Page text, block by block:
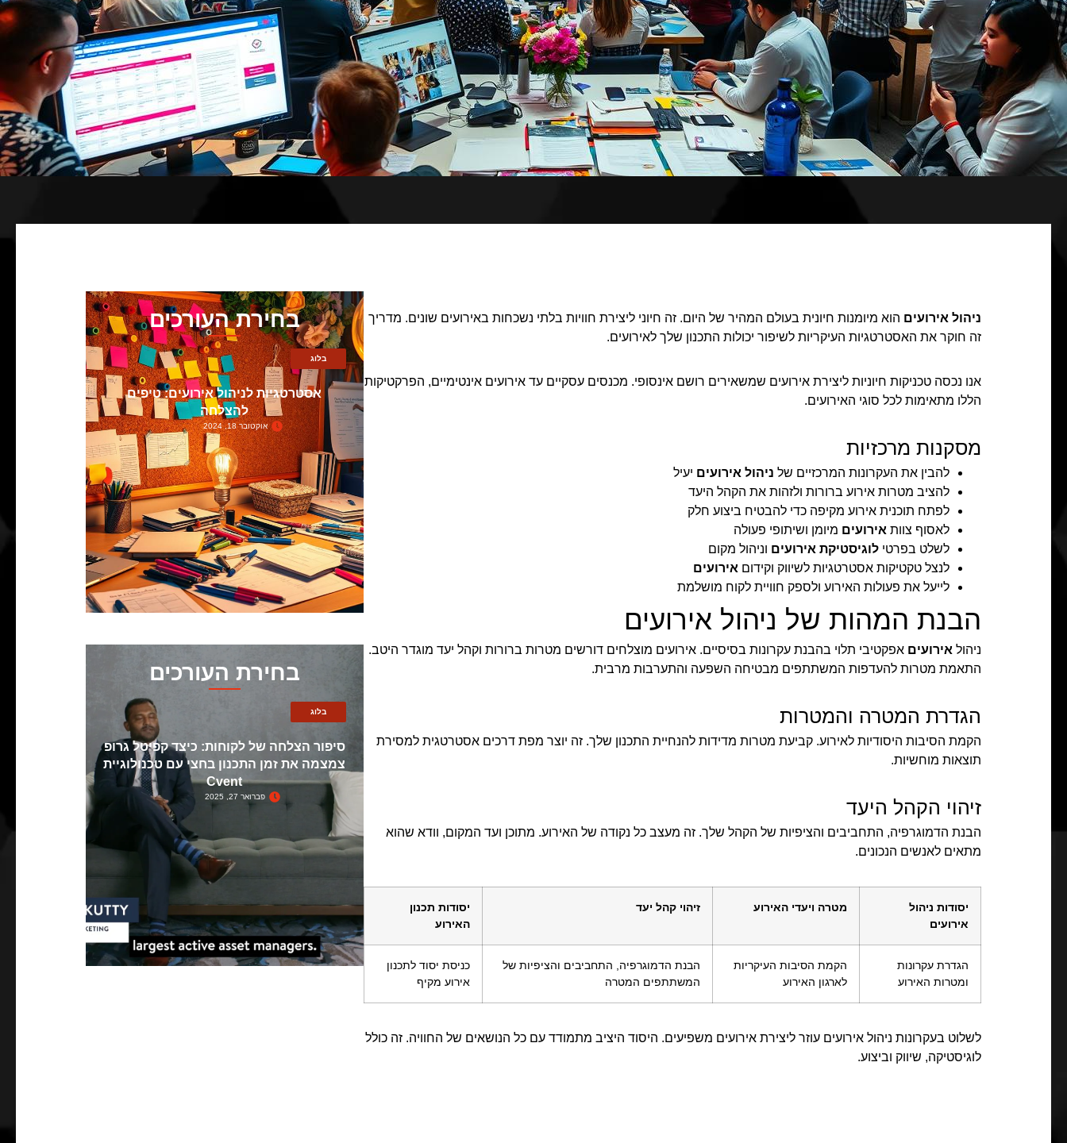
ניהול אירועים הוא מיומנות חיונית בעולם המהיר של היום. זה חיוני ליצירת חוויות בלתי נשכחות באירועים שונים. מדריך
זה חוקר את האסטרטגיות העיקריות לשיפור יכולות התכנון שלך לאירועים.
אנו נכסה טכניקות חיוניות ליצירת אירועים שמשאירים רושם אינסופי. מכנסים עסקיים עד אירועים אינטימיים, הפרקטיקות
הללו מתאימות לכל סוגי האירועים.
מסקנות מרכזיות
להבין את העקרונות המרכזיים של ניהול אירועים יעיל
להציב מטרות אירוע ברורות ולזהות את הקהל היעד
לפתח תוכנית אירוע מקיפה כדי להבטיח ביצוע חלק
לאסוף צוות אירועים מיומן ושיתופי פעולה
לשלט בפרטי לוגיסטיקת אירועים וניהול מקום
לנצל טקטיקות אסטרטגיות לשיווק וקידום אירועים
לייעל את פעולות האירוע ולספק חוויית לקוח מושלמת
הבנת המהות של ניהול אירועים
ניהול אירועים אפקטיבי תלוי בהבנת עקרונות בסיסיים. אירועים מוצלחים דורשים מטרות ברורות וקהל יעד מוגדר היטב.
התאמת מטרות להעדפות המשתתפים מבטיחה השפעה והתערבות מרבית.
הגדרת המטרה והמטרות
הקמת הסיבות היסודיות לאירוע. קביעת מטרות מדידות להנחיית התכנון שלך. זה יוצר מפת דרכים אסטרטגית למסירת
תוצאות מוחשיות.
זיהוי הקהל היעד
הבנת הדמוגרפיה, התחביבים והציפיות של הקהל שלך. זה מעצב כל נקודה של האירוע. מתוכן ועד המקום, וודא שהוא
מתאים לאנשים הנכונים.
יסודות ניהול
אירועים
מטרה ויעדי האירוע זיהוי קהל יעד
יסודות תכנון
האירוע
הגדרת עקרונות
ומטרות האירוע
הקמת הסיבות העיקריות
לארגון האירוע
הבנת הדמוגרפיה, התחביבים והציפיות של
המשתתפים המטרה
כניסת יסוד לתכנון
אירוע מקיף
לשלוט בעקרונות ניהול אירועים עוזר ליצירת אירועים משפיעים. היסוד היציב מתמודד עם כל הנושאים של החוויה. זה כולל
לוגיסטיקה, שיווק וביצוע.
בחירת העורכים
בלוג
אסטרטגיות לניהול אירועים: טיפים
להצלחה
אוקטובר 18, 2024
בחירת העורכים
בלוג
סיפור הצלחה של לקוחות: כיצד קפיטל גרופ
צמצמה את זמן התכנון בחצי עם טכנולוגיית
Cvent
פברואר 27, 2025